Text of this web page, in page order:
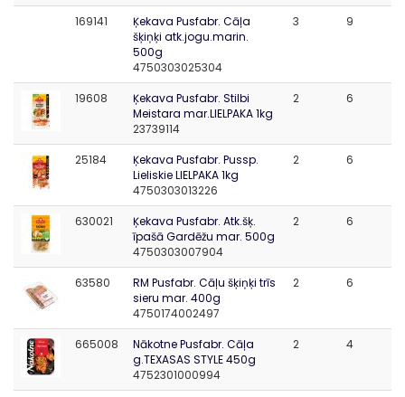
169141
Ķekava Pusfabr. Cāļa
šķiņķi atk.jogu.marin.
500g
4750303025304
3 9
19608
Ķekava Pusfabr. Stilbi
Meistara mar.LIELPAKA 1kg
23739114
2 6
25184
Ķekava Pusfabr. Pussp.
Lieliskie LIELPAKA 1kg
4750303013226
2 6
630021
Ķekava Pusfabr. Atk.šķ.
īpašā Gardēžu mar. 500g
4750303007904
2 6
63580
RM Pusfabr. Cāļu šķiņķi trīs
sieru mar. 400g
4750174002497
2 6
665008
Nākotne Pusfabr. Cāļa
g.TEXASAS STYLE 450g
4752301000994
2 4